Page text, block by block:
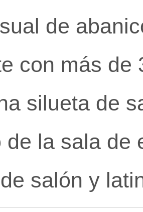
de
con más de
silueta de
de la sala de
salón y